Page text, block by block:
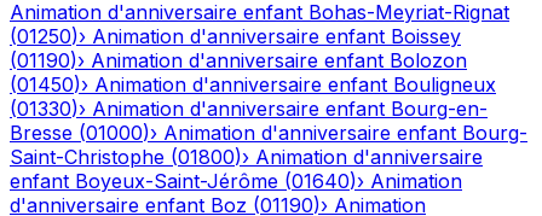
Animation d'anniversaire enfant Bohas-Meyriat-Rignat
(01250)› Animation d'anniversaire enfant Boissey
(01190)› Animation d'anniversaire enfant Bolozon
(01450)› Animation d'anniversaire enfant Bouligneux
(01330)› Animation d'anniversaire enfant Bourg-en-
Bresse (01000)› Animation d'anniversaire enfant Bourg-
Saint-Christophe (01800)› Animation d'anniversaire
enfant Boyeux-Saint-Jérôme (01640)› Animation
d'anniversaire enfant Boz (01190)› Animation